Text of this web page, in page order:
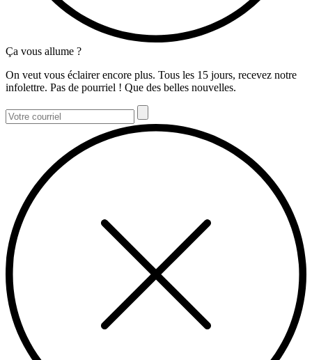
Ça vous allume ?
On veut vous éclairer encore plus. Tous les 15 jours, recevez notre
infolettre. Pas de pourriel ! Que des belles nouvelles.